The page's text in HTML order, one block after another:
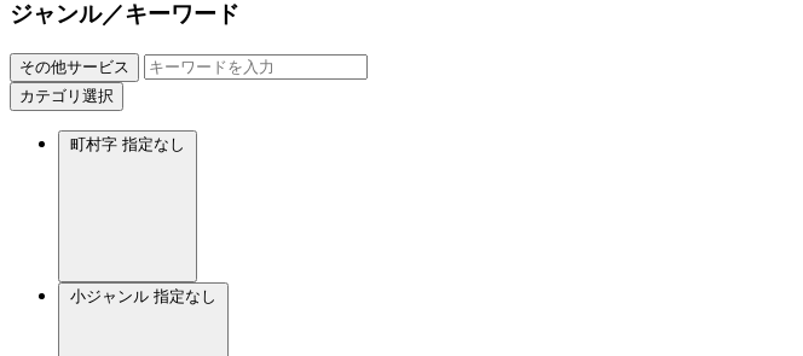
ジャンル／キーワード
その他サービス
カテゴリ選択
町村字 指定なし
小ジャンル 指定なし